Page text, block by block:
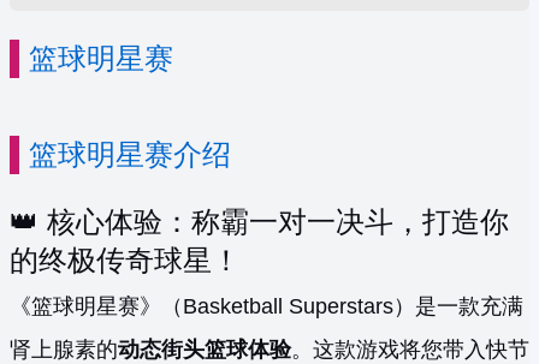
篮球明星赛
篮球明星赛介绍
👑 核心体验：称霸一对一决斗，打造你
的终极传奇球星！
《篮球明星赛》（Basketball Superstars）是一款充满
肾上腺素的动态街头篮球体验。这款游戏将您带入快节